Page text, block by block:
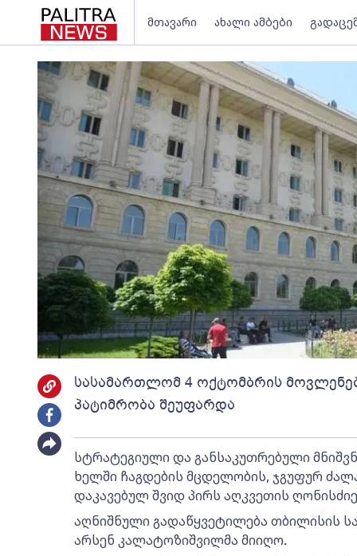
მთავარი ახალი ამბები
სასამართლომ 4 ოქტომბრის
პატიმრობა შეუფარდა
სტრატეგიული და განსაკუთრებული
ხელში ჩაგდების მცდელობის, ჯგუფურ
დაკავებულ შვიდ პირს აღკვეთის
აღნიშნული გადაწყვეტილება თბილისის
არსენ კალატოზიშვილმა მიიღო.